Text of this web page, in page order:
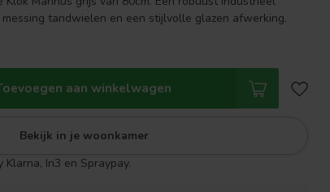
tandwielen en een stijlvolle glazen afwerking.
aan winkelwagen
Bekijk in je woonkamer
In3 en Spraypay.